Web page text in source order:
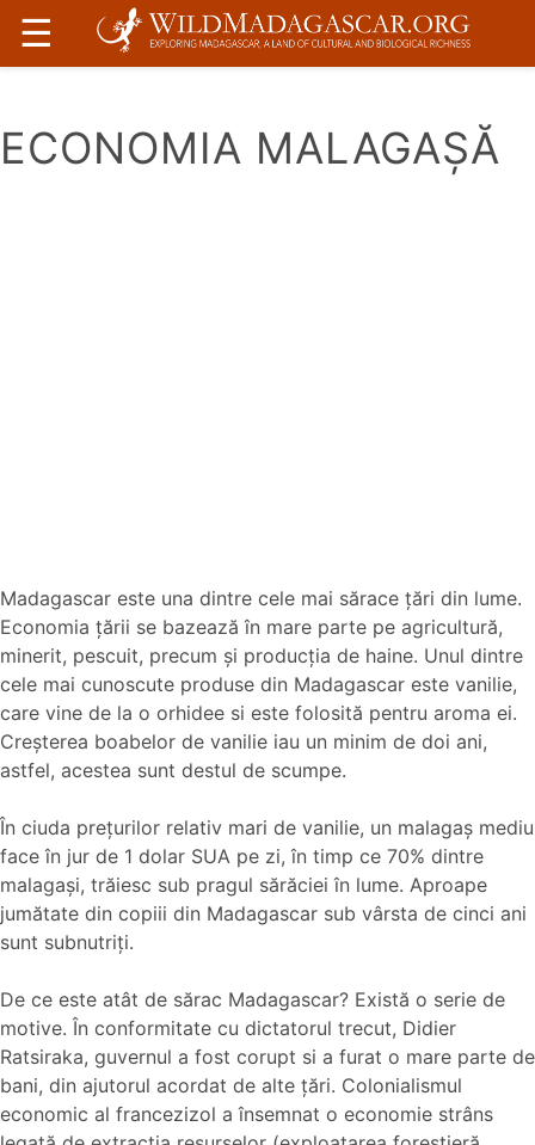
☰
ECONOMIA MALAGAȘĂ
Madagascar este una dintre cele mai sărace ţări din lume.
Economia ţării se bazează în mare parte pe agricultură,
minerit, pescuit, precum şi producţia de haine. Unul dintre
cele mai cunoscute produse din Madagascar este vanilie,
care vine de la o orhidee si este folosită pentru aroma ei.
Creșterea boabelor de vanilie iau un minim de doi ani,
astfel, acestea sunt destul de scumpe.
În ciuda preţurilor relativ mari de vanilie, un malagaș mediu
face în jur de 1 dolar SUA pe zi, în timp ce 70% dintre
malagaşi, trăiesc sub pragul sărăciei în lume. Aproape
jumătate din copiii din Madagascar sub vârsta de cinci ani
sunt subnutriţi.
De ce este atât de sărac Madagascar? Există o serie de
motive. În conformitate cu dictatorul trecut, Didier
Ratsiraka, guvernul a fost corupt si a furat o mare parte de
bani, din ajutorul acordat de alte ţări. Colonialismul
economic al francezizol a însemnat o economie strâns